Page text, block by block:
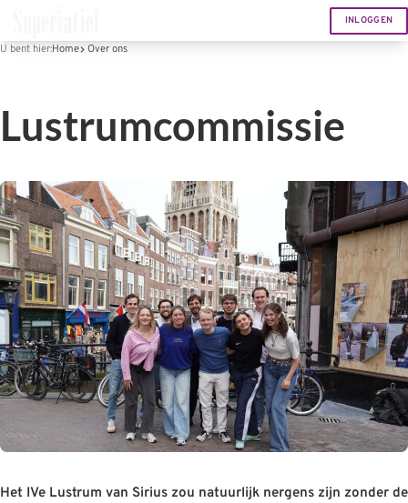
INLOGGEN
U bent hier:Home Over ons
Lustrumcommissie
Het IVe Lustrum van Sirius zou natuurlijk nergens zijn zonder de